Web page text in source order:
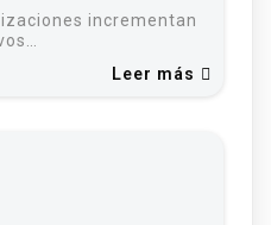
incrementan
Leer más